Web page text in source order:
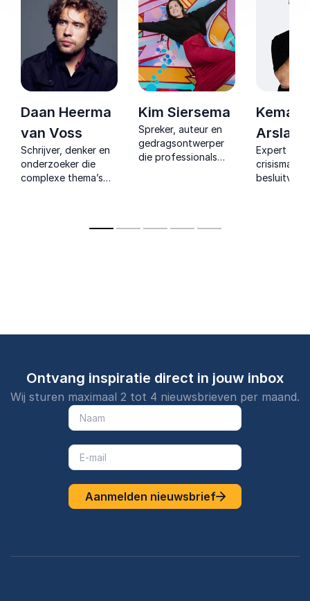
Daan Heerma
van Voss
Schrijver, denker en
onderzoeker die
complexe thema’s
direct verder helpen.
Kim Siersema
Spreker, auteur en
gedragsontwerper
die professionals
bespreekbaar en
Kemal
Expert in
Ontvang inspiratie direct in jouw inbox
Wij sturen maximaal 2 tot 4 nieuwsbrieven per maand.
Aanmelden nieuwsbrief